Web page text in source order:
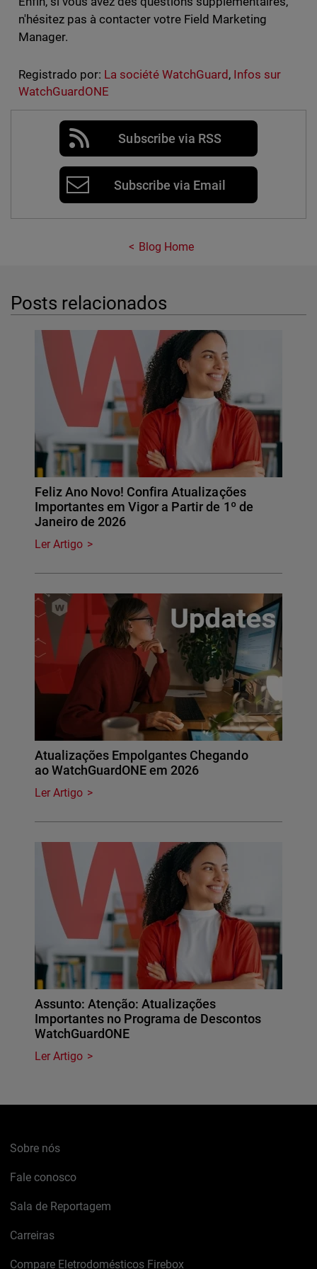
n'hésitez pas à contacter votre Field Marketing
Manager.
Registrado por: La société WatchGuard, Infos sur
WatchGuardONE
Subscribe via RSS
Subscribe via Email
Blog Home
Posts relacionados
Feliz Ano Novo! Confira Atualizações
Importantes em Vigor a Partir de 1º de
Janeiro de 2026
Ler Artigo
Atualizações Empolgantes Chegando
ao WatchGuardONE em 2026
Ler Artigo
Assunto: Atenção: Atualizações
Importantes no Programa de Descontos
WatchGuardONE
Ler Artigo
Sobre nós
Fale conosco
Sala de Reportagem
Carreiras
Compare Eletrodomésticos Firebox